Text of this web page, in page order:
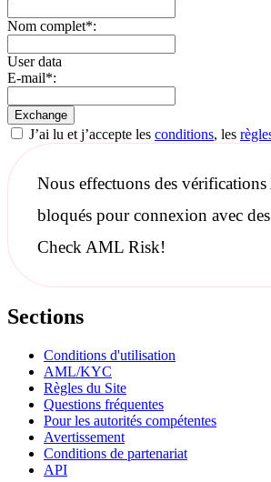
Nom complet*:
User data
E-mail*:
J’ai lu et j’accepte les conditions, les
Nous effectuons des
bloqués pour connexion avec
Check AML Risk!
Sections
Conditions d'utilisation
AML/KYC
Règles du Site
Questions fréquentes
Pour les autorités compétentes
Avertissement
Conditions de partenariat
API